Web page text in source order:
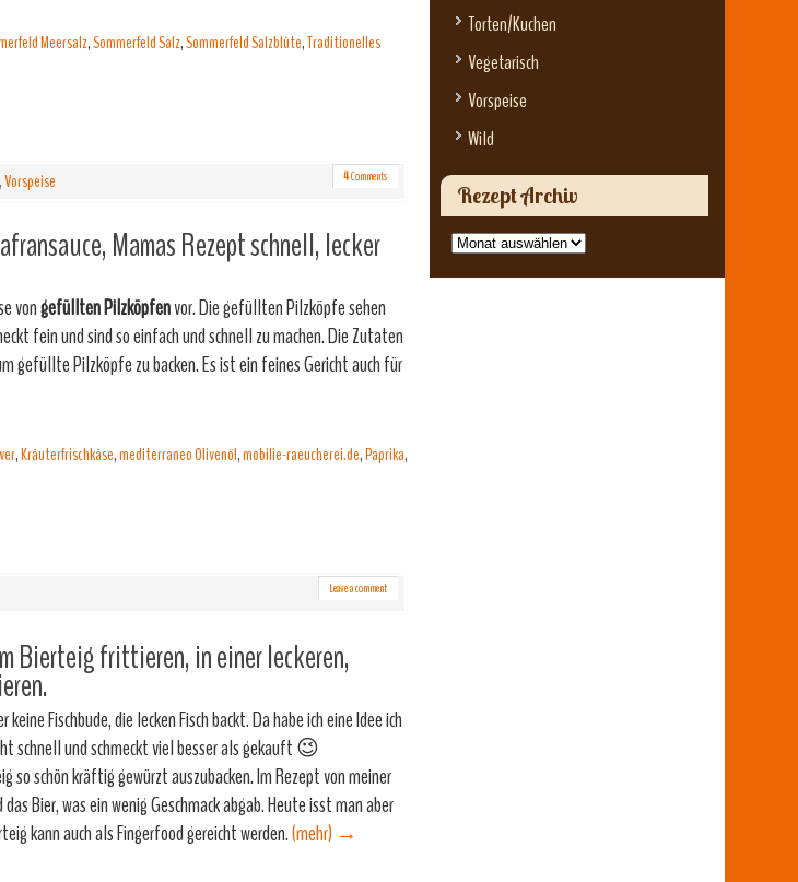
Meersalz,Sommerfeld Salz,Sommerfeld Salzblüte,Traditionelles
,Vorspeise 4Comments
Mamas Rezept schnell, lecker
vongefüllten Pilzköpfenvor. Die gefüllten Pilzköpfe sehen
fein und sind so einfach und schnell zu machen. Die Zutaten
gefüllte Pilzköpfe zu backen. Es ist ein feines Gericht auch für
,Kräuterfrischkäse,mediterraneo Olivenöl,mobilie-raeucherei.de,Paprika,
Leave a comment
Bierteig frittieren, in einer leckeren,
Fischbude, die lecken Fisch backt. Da habe ich eine Idee ich
schnell und schmeckt viel besser als gekauft 😉
so schön kräftig gewürzt auszubacken. Im Rezept von meiner
Bier, was ein wenig Geschmack abgab. Heute isst man aber
kann auch als Fingerfood gereicht werden.(mehr) →
Torten/Kuchen
Vegetarisch
Vorspeise
Wild
Rezept Archiv